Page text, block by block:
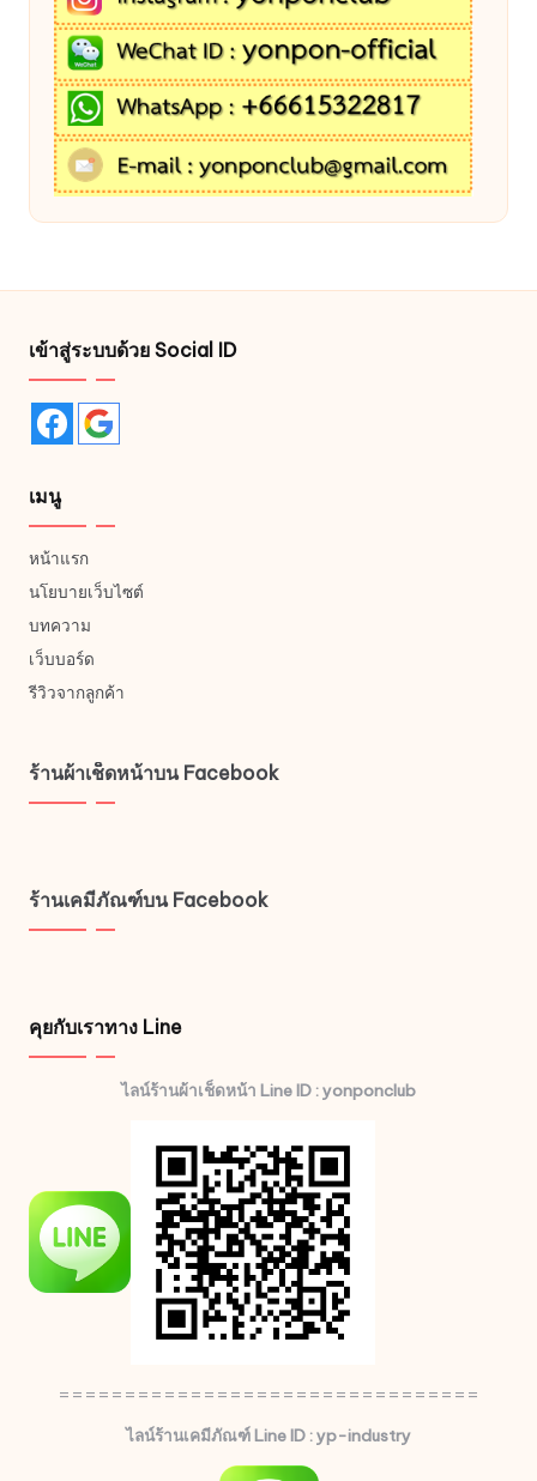
เข้าสู่ระบบด้วย Social ID
เมนู
หน้าแรก
นโยบายเว็บไซต์
บทความ
เว็บบอร์ด
รีวิวจากลูกค้า
ร้านผ้าเช็ดหน้าบน Facebook
ร้านเคมีภัณฑ์บน Facebook
คุยกับเราทาง Line
ไลน์ร้านผ้าเช็ดหน้า Line ID : yonponclub
================================
ไลน์ร้านเคมีภัณฑ์ Line ID : yp-industry